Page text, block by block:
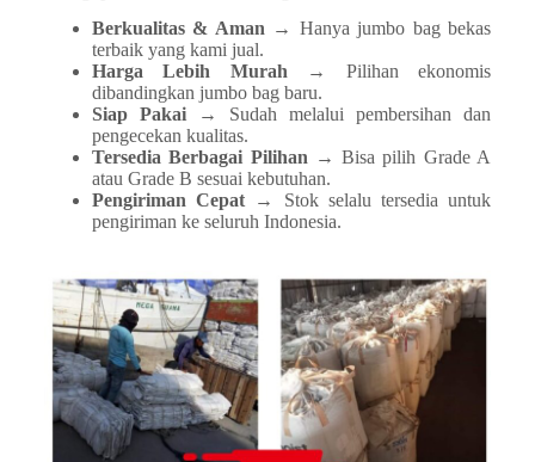
Berkualitas & Aman → Hanya jumbo bag bekas
terbaik yang kami jual.
Harga Lebih Murah → Pilihan ekonomis
dibandingkan jumbo bag baru.
Siap Pakai→ Sudah melalui pembersihan dan
pengecekan kualitas.
Tersedia Berbagai Pilihan → Bisa pilih Grade A
atau Grade B sesuai kebutuhan.
Pengiriman Cepat → Stok selalu tersedia untuk
pengiriman ke seluruh Indonesia.